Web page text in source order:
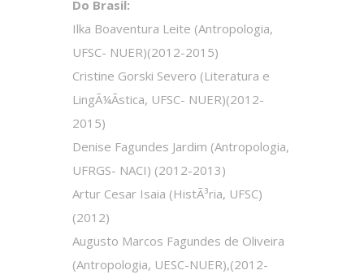
Do Brasil:
Ilka Boaventura Leite (Antropologia,
UFSC- NUER)(2012-2015)
Cristine Gorski Severo (Literatura e
LingÃ¼Ã­stica, UFSC- NUER)(2012-
2015)
Denise Fagundes Jardim (Antropologia,
UFRGS- NACI) (2012-2013)
Artur Cesar Isaia (HistÃ³ria, UFSC)
(2012)
Augusto Marcos Fagundes de Oliveira
(Antropologia, UESC-NUER),(2012-